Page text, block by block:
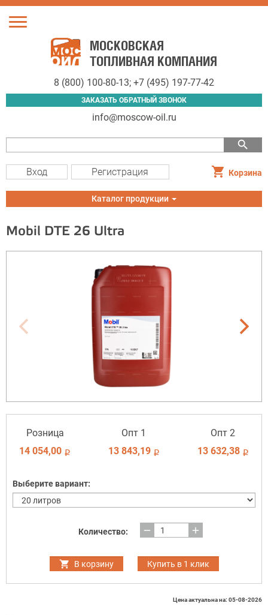
Toggle
МОСКОВСКАЯ
ТОПЛИВНАЯ КОМПАНИЯ
8 (800) 100-80-13; +7 (495) 197-77-42
ЗАКАЗАТЬ ОБРАТНЫЙ ЗВОНОК
info@moscow-oil.ru
search
Вход Регистрация Корзина
Toggle
navigation
Каталог продукции
Mobil DTE 26 Ultra
Розница
14 054,00 i
Опт 1
13 843,19 i
Опт 2
13 632,38 i
Выберите вариант:
Количество: remove add
В корзину Купить в 1 клик
Цена актуальна на: 05-08-2026